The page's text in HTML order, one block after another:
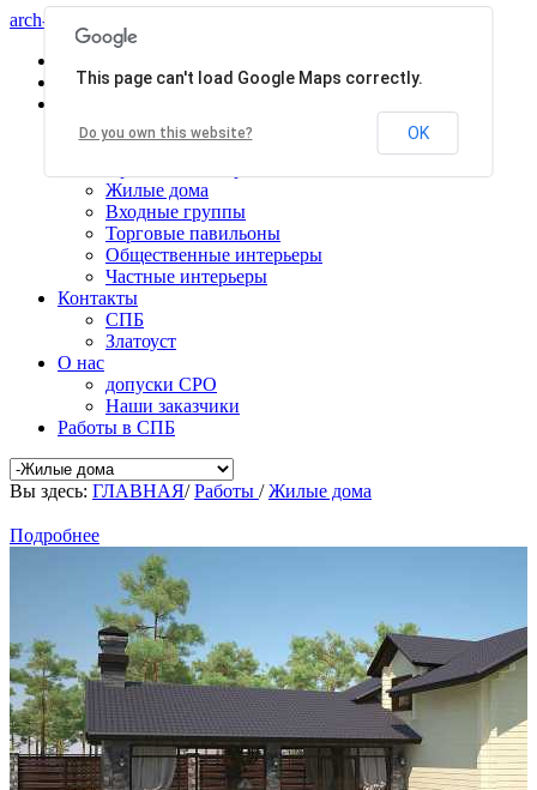
arch-centr
Услуги
Общественные здания
Производственные здания
Жилые дома
Входные группы
Торговые павильоны
Общественные интерьеры
Частные интерьеры
Контакты
СПБ
Златоуст
О нас
допуски СРО
Наши заказчики
Работы в СПБ
Вы здесь: ГЛАВНАЯ/Работы /Жилые дома
Подробнее
This page can't load Google Maps correctly.
Do you own this website? OK